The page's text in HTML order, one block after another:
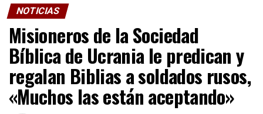
NOTICIAS
Misioneros de la Sociedad
Bíblica de Ucrania le predican y
regalan Biblias a soldados rusos,
«Muchos las están aceptando»